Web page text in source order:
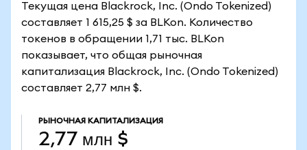
Текущая цена Blackrock, Inc. (Ondo Tokenized)
составляет 1 615,25 $ за BLKon. Количество
токенов в обращении 1,71 тыс. BLKon
показывает, что общая рыночная
капитализация Blackrock, Inc. (Ondo Tokenized)
составляет 2,77 млн $.
РЫНОЧНАЯ КАПИТАЛИЗАЦИЯ
2,77 млн $